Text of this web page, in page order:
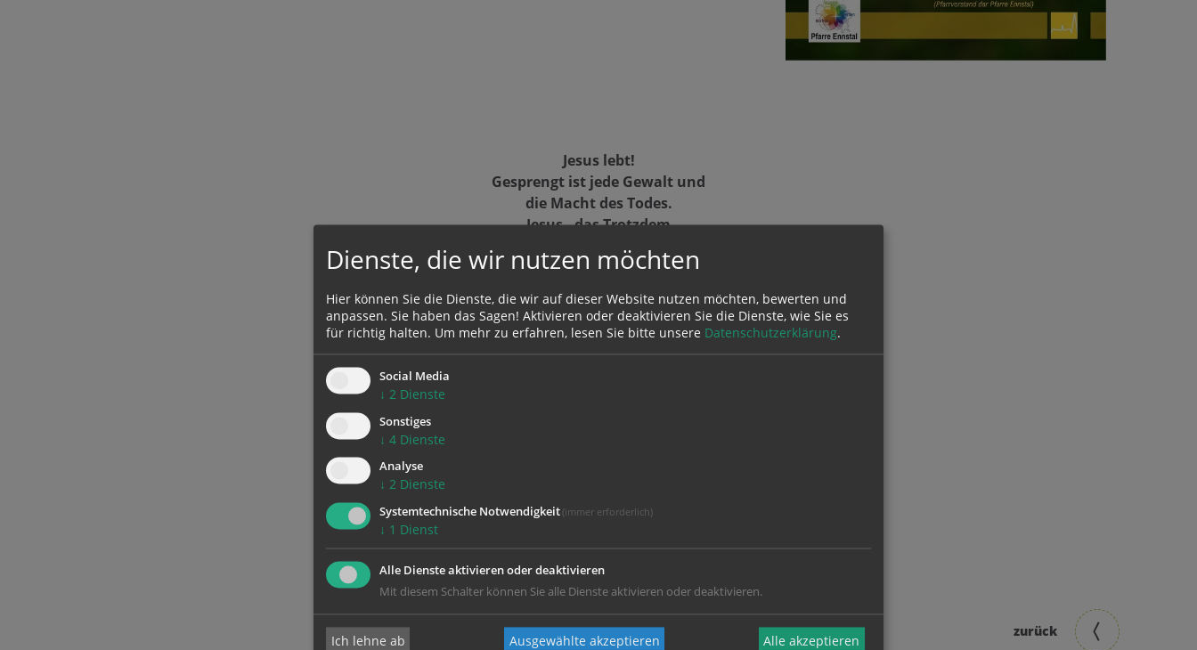
Jesus lebt!
Gesprengt ist jede Gewalt und
die Macht des Todes.
Jesus - das Trotzdem
im Leid und der Angst.
Jesus lebt - und ich?
Als seine Freunde IHN,
den Auferstandenen,
erkannten,
zurück
Dienste, die wir nutzen möchten
Hier können Sie die Dienste, die wir auf dieser Website nutzen möchten, bewerten und
anpassen. Sie haben das Sagen! Aktivieren oder deaktivieren Sie die Dienste, wie Sie es
für richtig halten. Um mehr zu erfahren, lesen Sie bitte unsere Datenschutzerklärung.
Social Media
↓ 2 Dienste
Sonstiges
↓ 4 Dienste
Analyse
↓ 2 Dienste
Systemtechnische Notwendigkeit (immer erforderlich)
↓ 1 Dienst
Alle Dienste aktivieren oder deaktivieren
Mit diesem Schalter können Sie alle Dienste aktivieren oder deaktivieren.
Ich lehne ab Ausgewählte akzeptieren Alle akzeptieren